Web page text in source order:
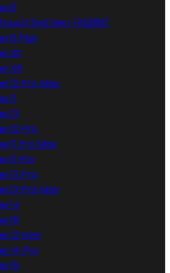
8
2nd Gen (A1288)
8 Plus
XS
XR
12 Pro Max
11
13
12 Pro
11 Pro Max
11 Pro
13 Pro
13 Pro Max
14
16
13 mini
14 Pro
15